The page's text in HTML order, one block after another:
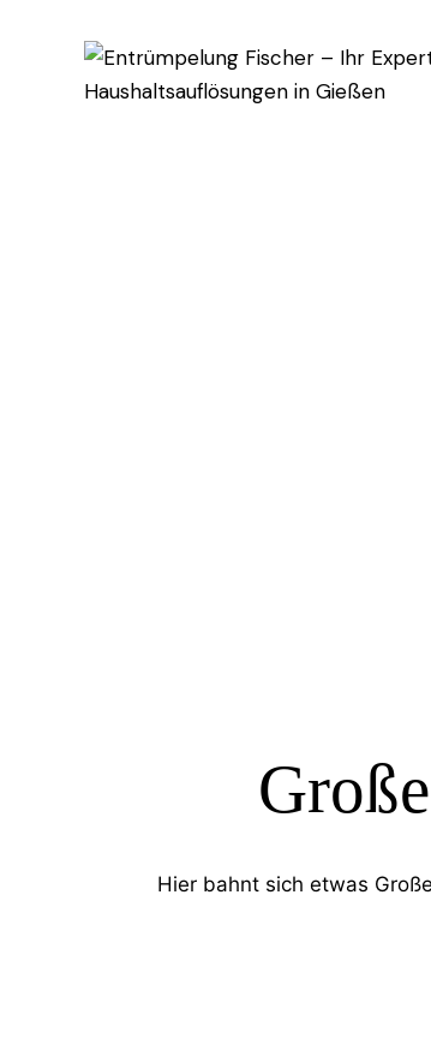
Hier bahnt sich etwas